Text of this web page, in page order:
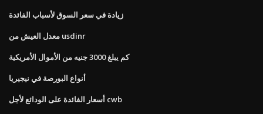
زيادة في سعر السوق لأسباب الفائدة
معدل العيش من usdinr
كم يبلغ 3000 جنيه من الأموال الأمريكية
أنواع البورصة في نيجيريا
أسعار الفائدة على الودائع لأجل cwb